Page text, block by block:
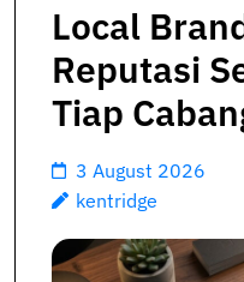
Local
Reputasi
Tiap
3 August 2026
kentridge